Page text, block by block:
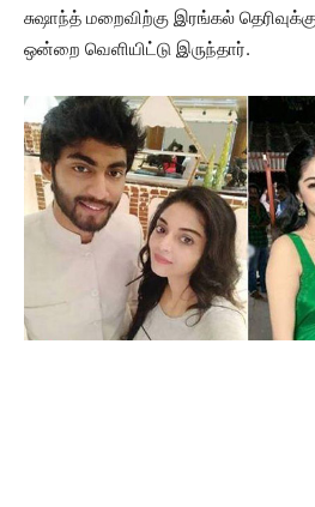
சுஷாந்த் மறைவிற்கு இரங்கல்
ஒன்றை வெளியிட்டு இருந்தார்.